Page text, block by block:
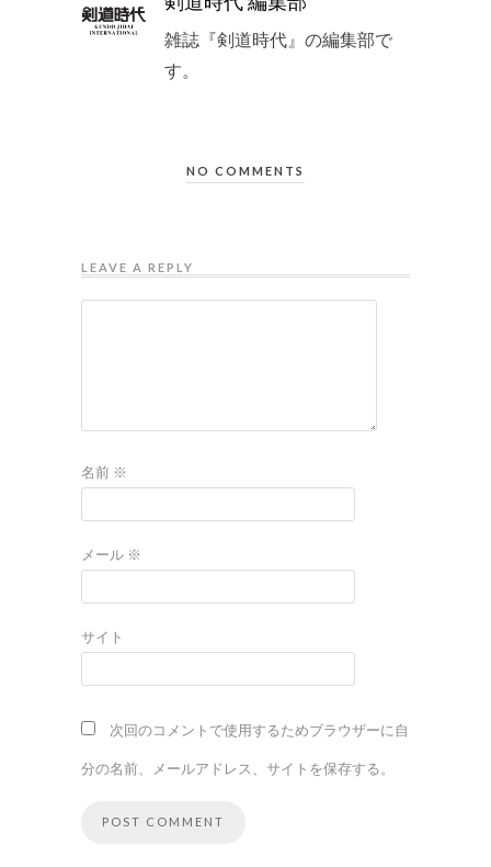
雑誌『剣道時代』の編集部で
す。
NO COMMENTS
LEAVE A REPLY
名前 ※
メール ※
サイト
次回のコメントで使用するためブラウザーに自
分の名前、メールアドレス、サイトを保存する。